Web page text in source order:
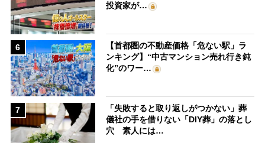
投資家が…
6
【首都圏の不動産価格「危ない駅」ラ
ンキング】“中古マンション売れ行き鈍
化”のワー…
7
「失敗すると取り返しがつかない」葬
儀社の手を借りない「DIY葬」の落とし
穴 素人には…